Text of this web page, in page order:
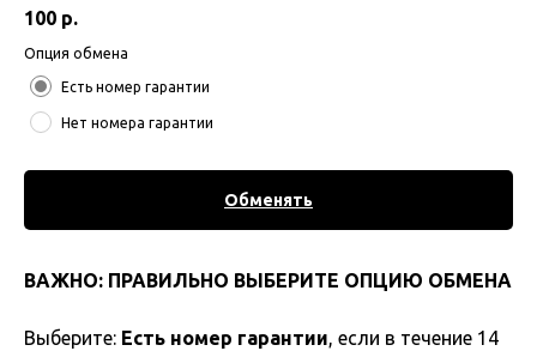
100 р.
Опция обмена
Есть номер гарантии
Нет номера гарантии
Обменять
ВАЖНО: ПРАВИЛЬНО ВЫБЕРИТЕ ОПЦИЮ ОБМЕНА
Выберите: Есть номер гарантии, если в течение 14